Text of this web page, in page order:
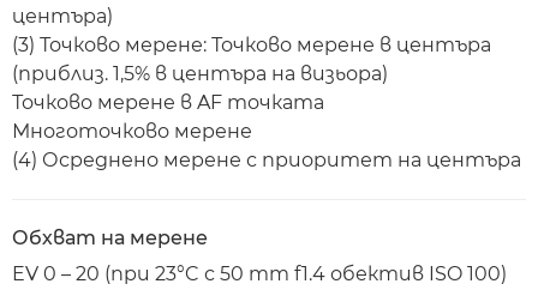
центъра)
(3) Точково мерене: Точково мерене в центъра
(приблиз. 1,5% в центъра на визьора)
Точково мерене в AF точката
Многоточково мерене
(4) Осреднено мерене с приоритет на центъра
Обхват на мерене
EV 0 – 20 (при 23°C с 50 mm f1.4 обектив ISO 100)